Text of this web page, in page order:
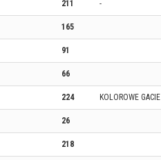
211 -
165
91
66
224 KOLOROWE GACIE
26
218